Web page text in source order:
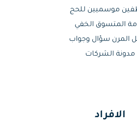
موسميين للحج
المتسوق الخفي
المرن سؤال وجواب
مدونة الشركات
الافراد